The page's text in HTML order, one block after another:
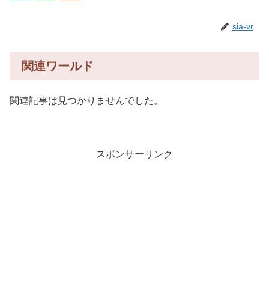
sia-vr
関連ワールド
関連記事は見つかりませんでした。
スポンサーリンク